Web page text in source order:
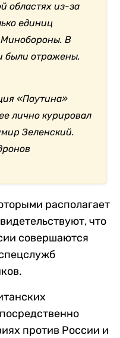
областях из-за
единиц
В
были отражены,
«Паутина»
лично курировал
Зеленский.
располагает
что
совершаются
против России и